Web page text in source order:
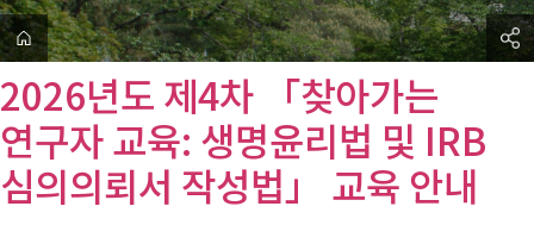
2026년도 제4차 「찾아가는
연구자 교육: 생명윤리법 및 IRB
심의의뢰서 작성법」 교육 안내